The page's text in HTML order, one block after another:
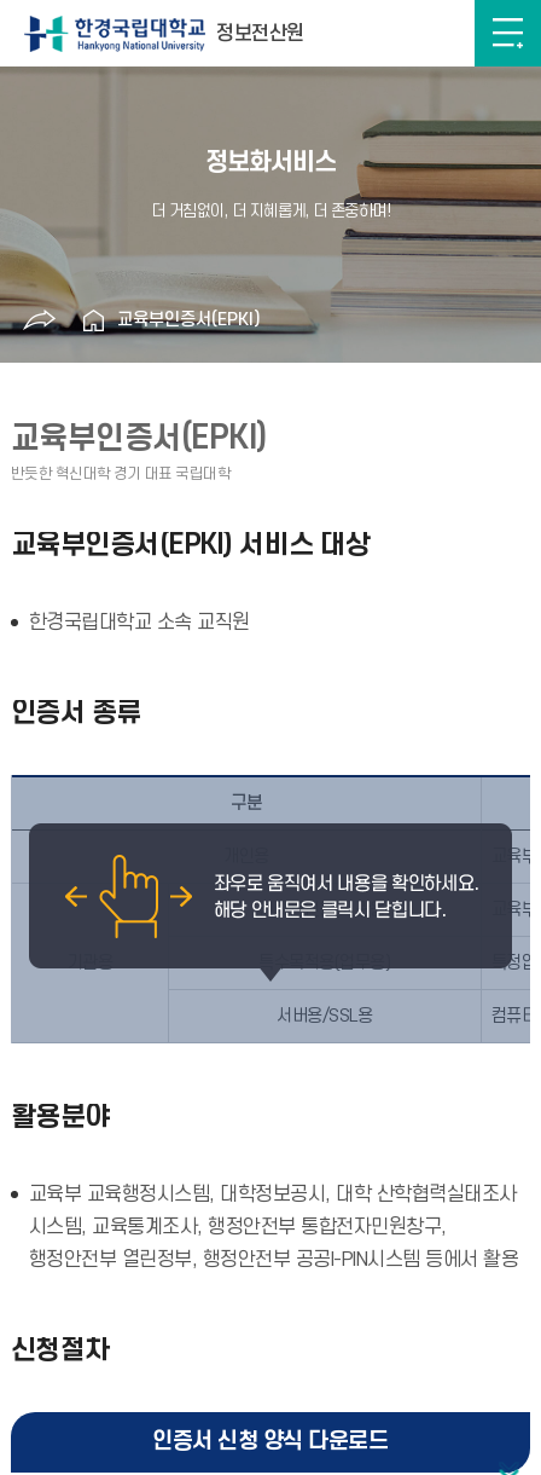
정보전산원
정보화서비스
교육부인증서(EPKI)
교육부인증서(EPKI)
교육부인증서(EPKI) 서비스 대상
한경국립대학교 소속 교직원
인증서 종류
구분
교육
전자관인용(기관용) 교육
특정
서버용/SSL용 컴퓨터
활용분야
교육부 교육행정시스템, 대학정보공시, 대학 산학협력실태조사
시스템, 교육통계조사, 행정안전부 통합전자민원창구,
행정안전부 열린정부, 행정안전부 공공I-PIN시스템 등에서 활용
신청절차
인증서 신청 양식 다운로드